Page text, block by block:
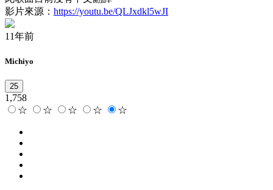
影片來源： https://youtu.be/QLJxdkl5wJI
11年前
Michiyo
25
1,758
☆
☆ ☆ ☆ ☆